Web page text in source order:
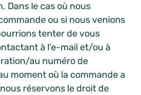
Dans le cas où nous
ou si nous venions
tenter de vous
à l’e-mail et/ou à
au numéro de
moment où la commande a
réservons le droit de